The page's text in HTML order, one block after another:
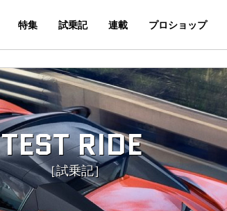
特集 試乗記 連載 プロショップ
TEST RIDE
［試乗記］